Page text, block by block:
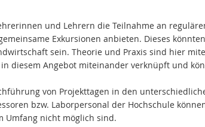
und Lehrern die Teilnahme an
Exkursionen anbieten. Dieses
sein. Theorie und Praxis sind hier
diesem Angebot miteinander verknüpft und
von Projekttagen in den
bzw. Laborpersonal der Hochschule
Umfang nicht möglich sind.